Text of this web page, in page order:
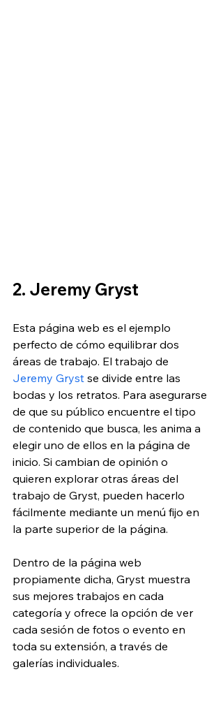
2. Jeremy Gryst
Esta página web es el ejemplo
perfecto de cómo equilibrar dos
áreas de trabajo. El trabajo de
Jeremy Gryst se divide entre las
bodas y los retratos. Para asegurarse
de que su público encuentre el tipo
de contenido que busca, les anima a
elegir uno de ellos en la página de
inicio. Si cambian de opinión o
quieren explorar otras áreas del
trabajo de Gryst, pueden hacerlo
fácilmente mediante un menú fijo en
la parte superior de la página.
Dentro de la página web
propiamente dicha, Gryst muestra
sus mejores trabajos en cada
categoría y ofrece la opción de ver
cada sesión de fotos o evento en
toda su extensión, a través de
galerías individuales.